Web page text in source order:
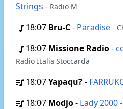
Strings - Radio M
18:07 Bru-C- Paradise -
18:07 Missione Radio-
Radio Italia Stoccarda
18:07Yapaqu?-
18:07 Modjo- Lady 2000